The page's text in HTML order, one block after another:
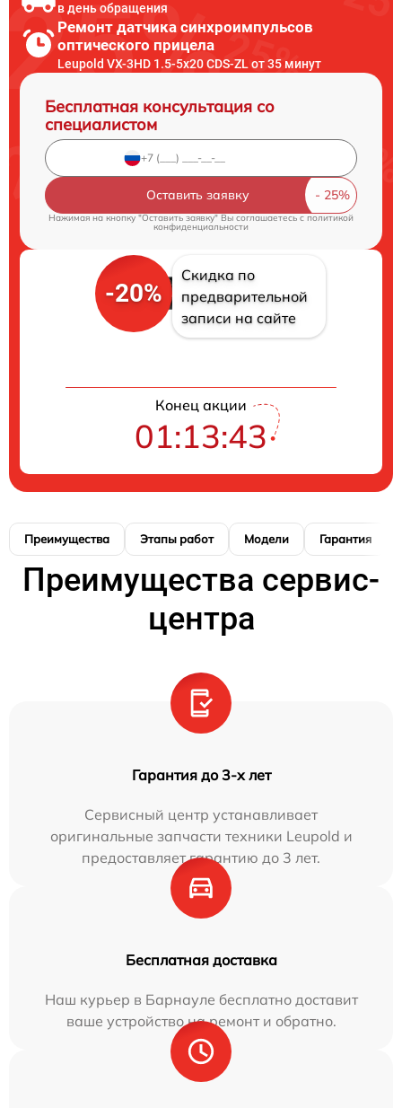
в день обращения
Ремонт датчика синхроимпульсов
оптического прицела
Leupold VX-3HD 1.5-5x20 CDS-ZL от 35 минут
Бесплатная консультация со
специалистом
Оставить заявку
Нажимая на кнопку "Оставить заявку" Вы соглашаетесь cполитикой
конфиденциальности
-20%
Скидка по
предварительной
записи на сайте
Конец акции
01:13:42
Преимущества Этапы работ Модели Гарантия
Преимущества сервис-
центра
Гарантия до 3-х лет
Сервисный центр устанавливает
оригинальные запчасти техники Leupold и
предоставляет гарантию до 3 лет.
Бесплатная доставка
Наш курьер в Барнауле бесплатно доставит
ваше устройство на ремонт и обратно.